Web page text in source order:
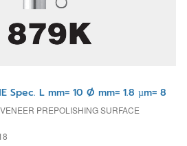
Spec. L mm= 10 Ø mm= 1.8 µm= 8
PREPOLISHING SURFACE